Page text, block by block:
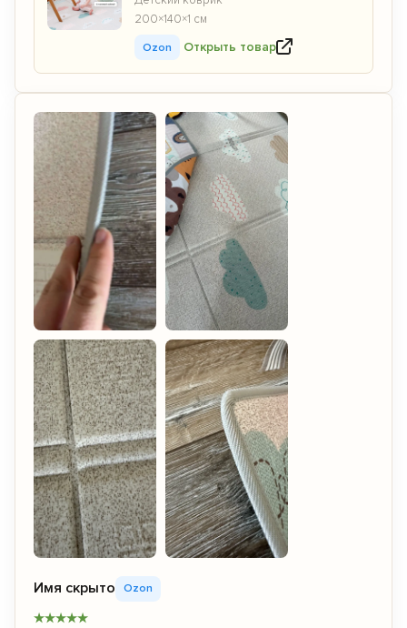
200×140×1 см
Ozon Открыть товар
Имя скрыто Ozon
★★★★★